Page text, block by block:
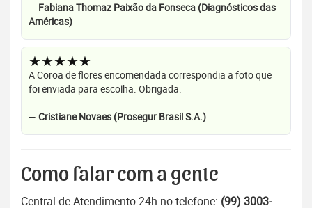
— Fabiana Thomaz Paixão da Fonseca (Diagnósticos das
Américas)
★★★★★
A Coroa de flores encomendada correspondia a foto que
foi enviada para escolha. Obrigada.
— Cristiane Novaes (Prosegur Brasil S.A.)
Como falar com a gente
Central de Atendimento 24h no telefone: (99) 3003-